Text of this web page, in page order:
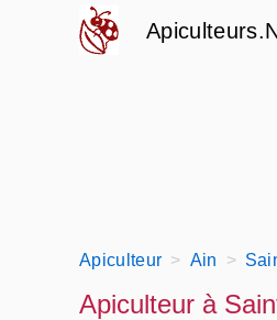
Apiculteur Ain
Apiculteur à